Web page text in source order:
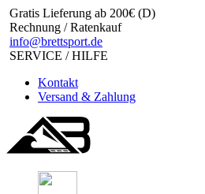
Gratis Lieferung ab 200€ (D)
Rechnung / Ratenkauf
info@brettsport.de
SERVICE / HILFE
Kontakt
Versand & Zahlung